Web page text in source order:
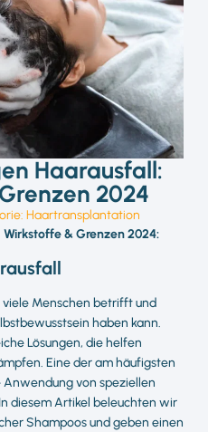
Haarausfall:
2024
Haartransplantation
& Grenzen 2024:
viele Menschen betrifft und
haben kann.
Lösungen, die helfen
Eine der am häufigsten
von speziellen
diesem Artikel beleuchten wir
Shampoos und geben einen